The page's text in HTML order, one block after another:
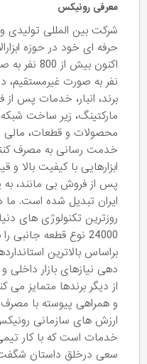
معرفی رونیکس
شرکت بین المللی تولیدی
نفر به صورت غیرمستقیم،
برند، انبار، خدمات پس
مارکتینگ، زیر ساخت
محصولات و قطعات، مالی
خدمت رسانی به مصرف
ابزارهایی با کیفیت
پس از فروش بی مانند، به
ایران تبدیل شده است. ما
24000 نوع قطعه
براساس بالاترین
دهی نیازهای بازار داخلی
از دیگر برندها متمایز
و همراهی پیوسته با
ارزش های سازمانی
خدمات است که با کار
سعی درخلق داستان شگفت